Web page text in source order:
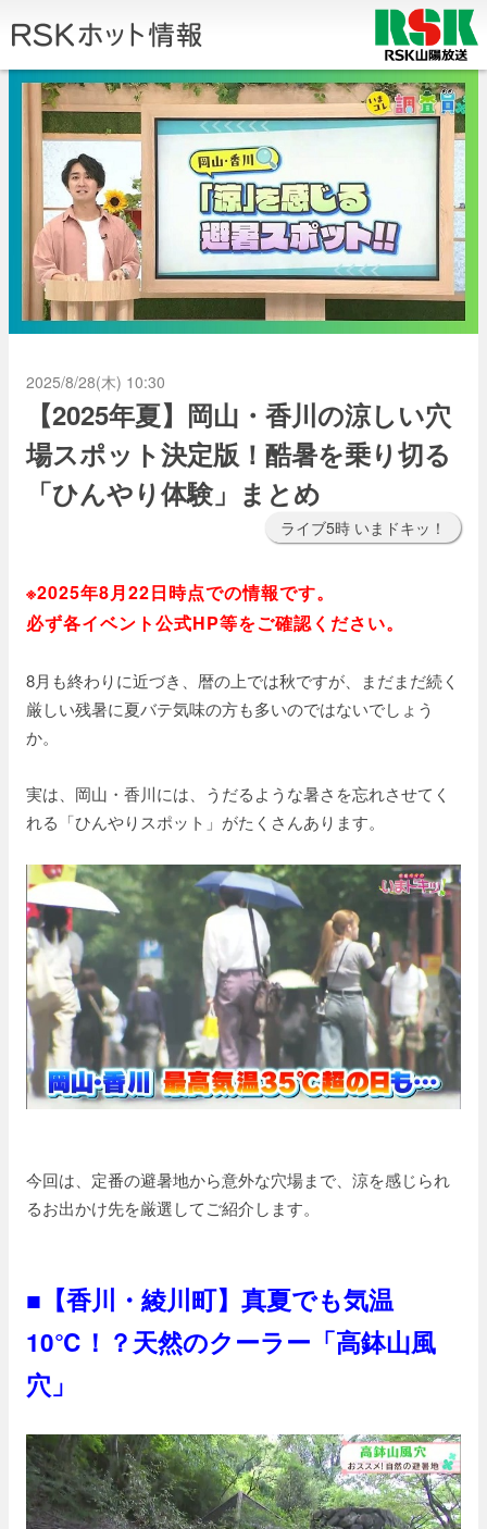
2025/8/28(木) 10:30
【2025年夏】岡山・香川の涼しい穴
場スポット決定版！酷暑を乗り切る
「ひんやり体験」まとめ
ライブ5時 いまドキッ！
※2025年8月22日時点での情報です。
必ず各イベント公式HP等をご確認ください。
8月も終わりに近づき、暦の上では秋ですが、まだまだ続く
厳しい残暑に夏バテ気味の方も多いのではないでしょう
か。
実は、岡山・香川には、うだるような暑さを忘れさせてく
れる「ひんやりスポット」がたくさんあります。
今回は、定番の避暑地から意外な穴場まで、涼を感じられ
るお出かけ先を厳選してご紹介します。
■【香川・綾川町】真夏でも気温
10℃！？天然のクーラー「高鉢山風
穴」